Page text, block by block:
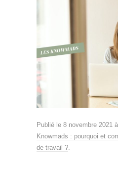
Publié le 8 novembre 2021 à
Knowmads : pourquoi et
de travail ?.